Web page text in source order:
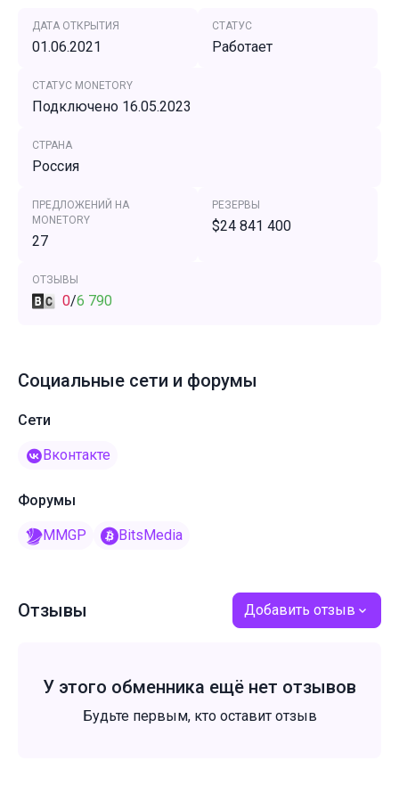
ДАТА ОТКРЫТИЯ
01.06.2021
СТАТУС
Работает
СТАТУС MONETORY
Подключено 16.05.2023
СТРАНА
Россия
ПРЕДЛОЖЕНИЙ НА
MONETORY
27
РЕЗЕРВЫ
$24 841 400
ОТЗЫВЫ
0/6 790
Социальные сети и форумы
Сети
Вконтакте
Форумы
MMGP BitsMedia
Отзывы Добавить отзыв
У этого обменника ещё нет отзывов
Будьте первым, кто оставит отзыв